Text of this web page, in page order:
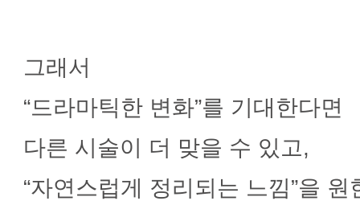
그래서
“드라마틱한 변화”를 기대한다면
다른 시술이 더 맞을 수 있고,
“자연스럽게 정리되는 느낌”을 원